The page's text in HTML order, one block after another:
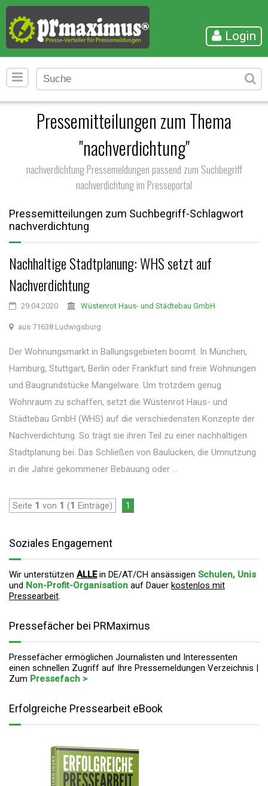
Login
Pressemitteilungen zum Thema
"nachverdichtung"
nachverdichtung Pressemeldungen passend zum Suchbegriff
nachverdichtung im Presseportal
Pressemitteilungen zum Suchbegriff-Schlagwort
nachverdichtung
Nachhaltige Stadtplanung: WHS setzt auf
Nachverdichtung
29.04.2020 Wüstenrot Haus- und Städtebau GmbH
aus 71638 Ludwigsburg
Der Wohnungsmarkt in Ballungsgebieten boomt. In München,
Hamburg, Stuttgart, Berlin oder Frankfurt sind freie Wohnungen
und Baugrundstücke Mangelware. Um trotzdem genug
Wohnraum zu schaffen, setzt die Wüstenrot Haus- und
Städtebau GmbH (WHS) auf die verschiedensten Konzepte der
Nachverdichtung. So trägt sie ihren Teil zu einer nachhaltigen
Stadtplanung bei. Das Schließen von Baulücken, die Umnutzung
in die Jahre gekommener Bebauung oder ...
Seite 1 von 1 (1 Einträge) 1
Soziales Engagement
Wir unterstützen ALLEin DE/AT/CH ansässigen Schulen, Unis
und Non-Profit-Organisation auf Dauer kostenlos mit
Pressearbeit.
Pressefächer bei PRMaximus
Pressefächer ermöglichen Journalisten und Interessenten
einen schnellen Zugriff auf Ihre Pressemeldungen Verzeichnis |
Zum Pressefach >
Erfolgreiche Pressearbeit eBook